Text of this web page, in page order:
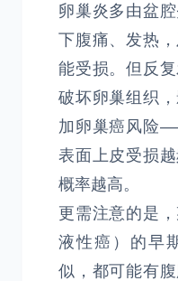
卵巢炎多由盆
下腹痛、发热
能受损。但反
破坏卵巢组织
加卵巢癌风险
表面上皮受损
概率越高。
更需注意的是
液性癌）的早
似，都可能有腹